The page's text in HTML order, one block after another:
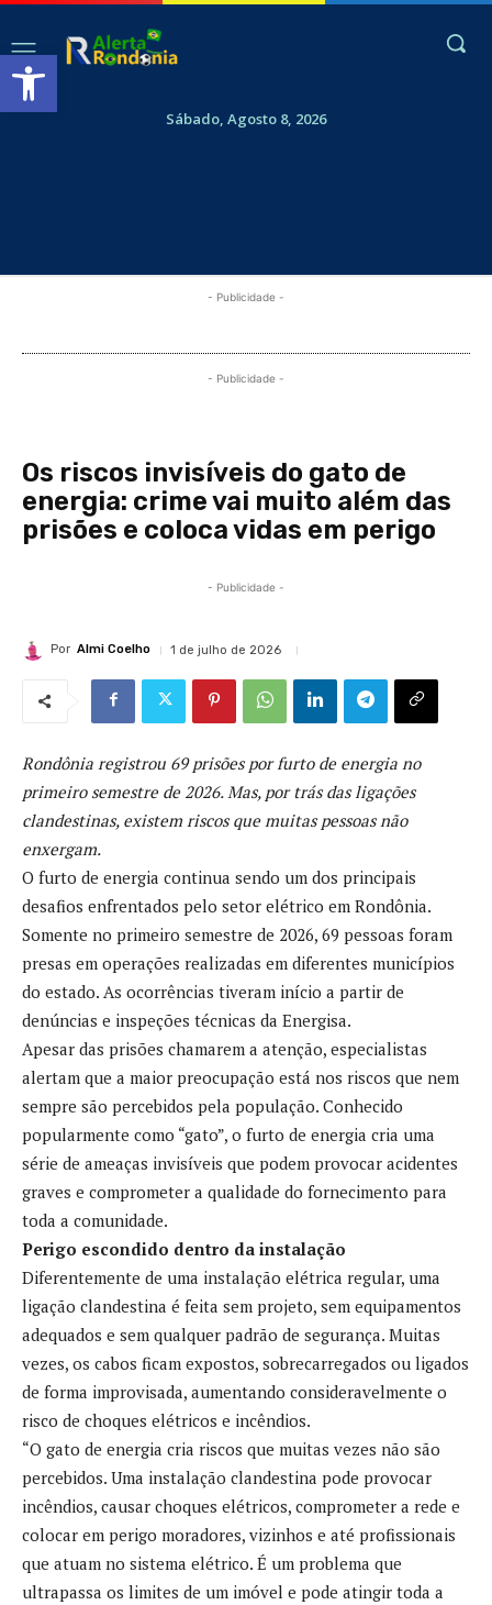
Abrir a barra de ferramentas
Sábado, Agosto 8, 2026
- Publicidade -
- Publicidade -
Os riscos invisíveis do gato de
energia: crime vai muito além das
prisões e coloca vidas em perigo
- Publicidade -
Por Almi Coelho 1 de julho de 2026
Rondônia registrou 69 prisões por furto de energia no
primeiro semestre de 2026. Mas, por trás das ligações
clandestinas, existem riscos que muitas pessoas não
enxergam.
O furto de energia continua sendo um dos principais
desafios enfrentados pelo setor elétrico em Rondônia.
Somente no primeiro semestre de 2026, 69 pessoas foram
presas em operações realizadas em diferentes municípios
do estado. As ocorrências tiveram início a partir de
denúncias e inspeções técnicas da Energisa.
Apesar das prisões chamarem a atenção, especialistas
alertam que a maior preocupação está nos riscos que nem
sempre são percebidos pela população. Conhecido
popularmente como “gato”, o furto de energia cria uma
série de ameaças invisíveis que podem provocar acidentes
graves e comprometer a qualidade do fornecimento para
toda a comunidade.
Perigo escondido dentro da instalação
Diferentemente de uma instalação elétrica regular, uma
ligação clandestina é feita sem projeto, sem equipamentos
adequados e sem qualquer padrão de segurança. Muitas
vezes, os cabos ficam expostos, sobrecarregados ou ligados
de forma improvisada, aumentando consideravelmente o
risco de choques elétricos e incêndios.
“O gato de energia cria riscos que muitas vezes não são
percebidos. Uma instalação clandestina pode provocar
incêndios, causar choques elétricos, comprometer a rede e
colocar em perigo moradores, vizinhos e até profissionais
que atuam no sistema elétrico. É um problema que
ultrapassa os limites de um imóvel e pode atingir toda a